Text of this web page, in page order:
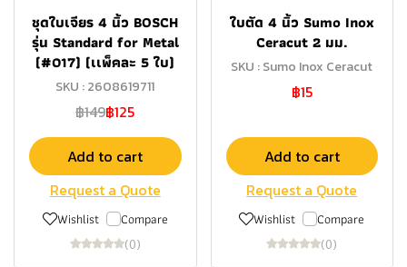
ชุดใบเจียร 4 นิ้ว BOSCH
รุ่น Standard for Metal
(#017) (เเพ็คละ 5 ใบ)
SKU : 2608619711
฿149฿125
Add to cart
Request a Quote
Wishlist Compare
(0)
ใบตัด 4 นิ้ว Sumo Inox
Ceracut 2 มม.
SKU : Sumo Inox Ceracut
฿15
Add to cart
Request a Quote
Wishlist Compare
(0)